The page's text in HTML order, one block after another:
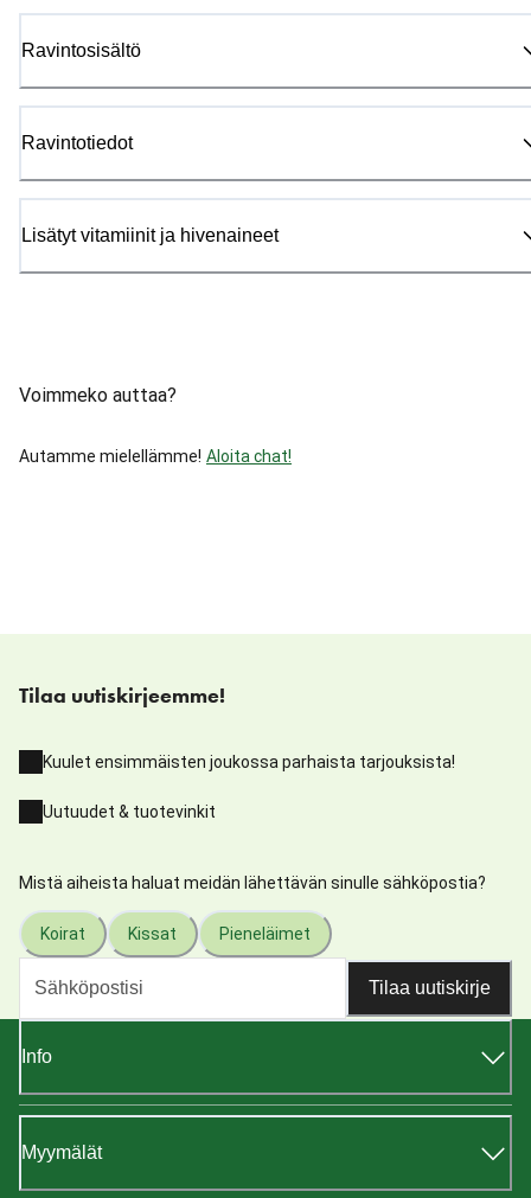
Ravintosisältö
Ravintotiedot
Lisätyt vitamiinit ja hivenaineet
Voimmeko auttaa?
Autamme mielellämme! Aloita chat!
Tilaa uutiskirjeemme!
Kuulet ensimmäisten joukossa parhaista tarjouksista!
Uutuudet & tuotevinkit
Mistä aiheista haluat meidän lähettävän sinulle sähköpostia?
Koirat Kissat Pieneläimet
Tilaa uutiskirje
Info
Myymälät